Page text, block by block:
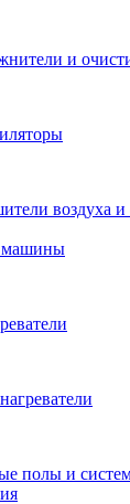
и
воздуха
машины
полы и